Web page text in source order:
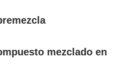
mezclado en